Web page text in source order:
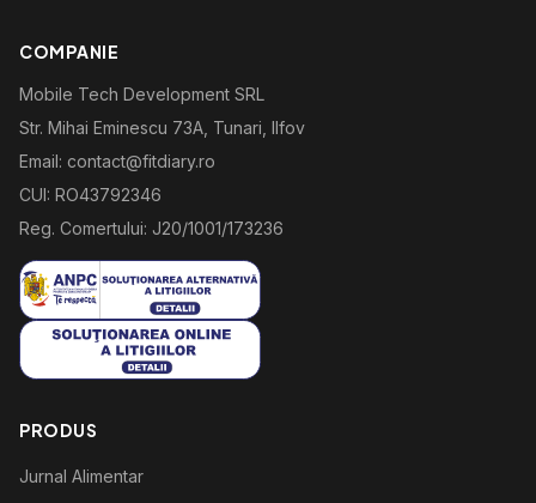
COMPANIE
Mobile Tech Development SRL
Str. Mihai Eminescu 73A, Tunari, Ilfov
Email: contact@fitdiary.ro
CUI: RO43792346
Reg. Comertului: J20/1001/173236
PRODUS
Jurnal Alimentar